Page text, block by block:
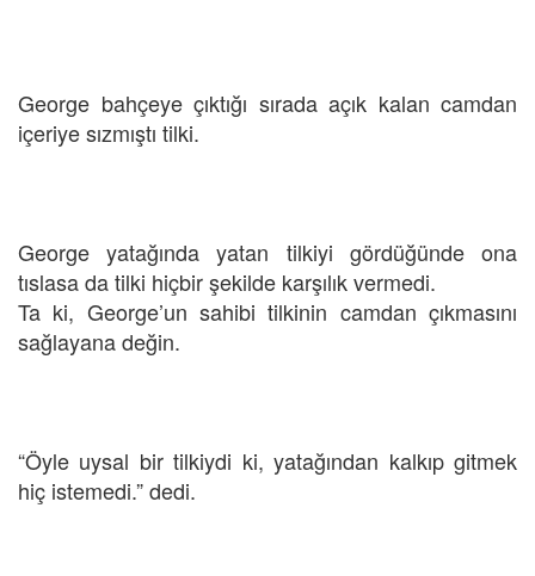
George bahçeye çıktığı sırada açık kalan camdan
içeriye sızmıştı tilki.
George yatağında yatan tilkiyi gördüğünde ona
tıslasa da tilki hiçbir şekilde karşılık vermedi.
Ta ki, George’un sahibi tilkinin camdan çıkmasını
sağlayana değin.
“Öyle uysal bir tilkiydi ki, yatağından kalkıp gitmek
hiç istemedi.” dedi.